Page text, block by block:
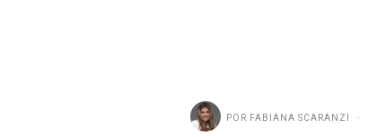
POR FABIANA SCARANZI